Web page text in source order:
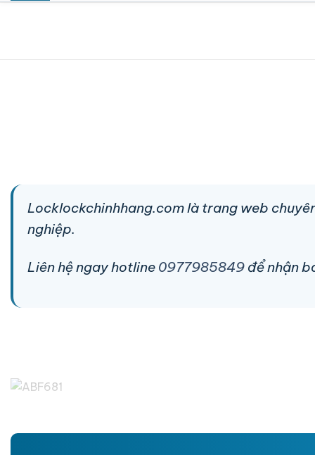
Locklockchinhhang.com là trang web
nghiệp.
Liên hệ ngay hotline 0977985849 để nhận